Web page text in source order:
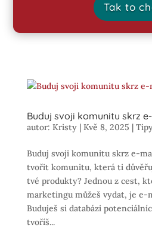
Tak to
Buduj svoji komunitu skrz
autor: Kristy| Kvě 8, 2025 |
Buduj svoji komunitu skrz e-
tvořit komunitu, která ti
tvé produkty? Jednou z cest,
marketingu můžeš vydat, je e-
Buduješ si databázi
tvoříš...